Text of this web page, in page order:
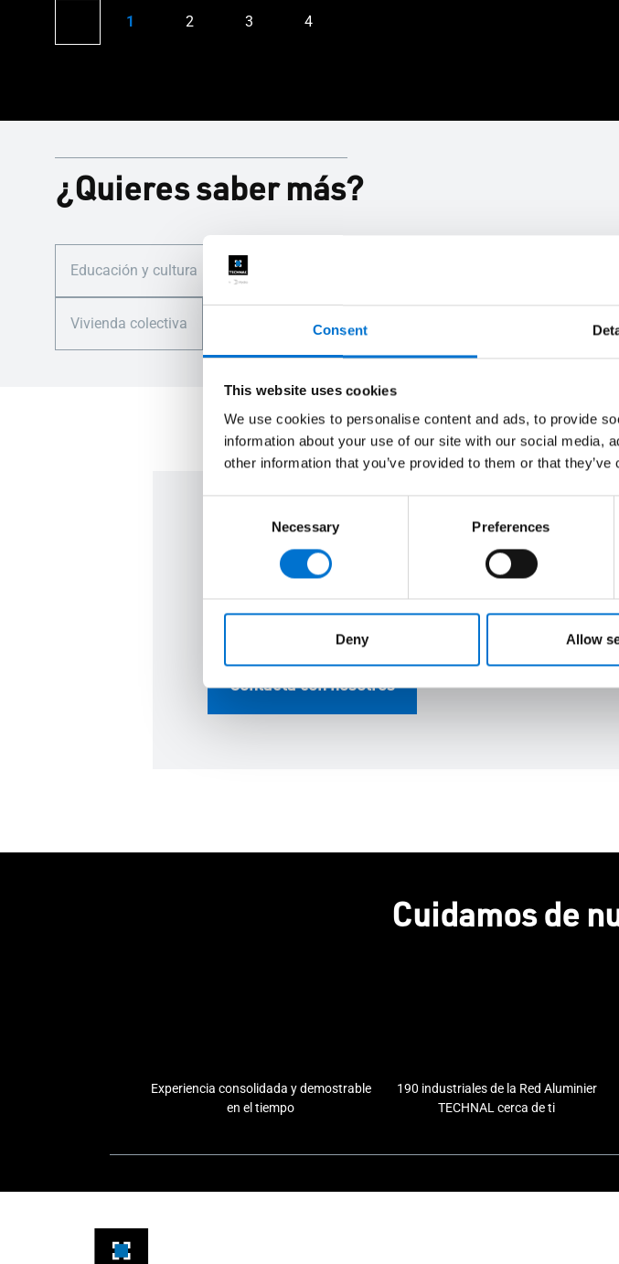
Consent
This website uses cookies
We use cookies to personalise content and ads, to provide
information about your use of our site with our social media,
other information that you’ve provided to them or that
Necessary Preferences
Deny Allow
¿Quieres saber más?
Educación y cultura Ocio, turismo y transporte
Vivienda colectiva Vivienda unifamiliar
Estamos aquí para ti
Ponte en contacto con nosotros y conoce a tus
Contacta con nosotros
Cuidamos de
Experiencia consolidada y demostrable
en el tiempo
190 industriales de la Red Aluminier
TECHNAL cerca de ti